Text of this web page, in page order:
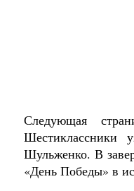
Следующая
Шестиклассники
Шульженко. В
«День Победы» в